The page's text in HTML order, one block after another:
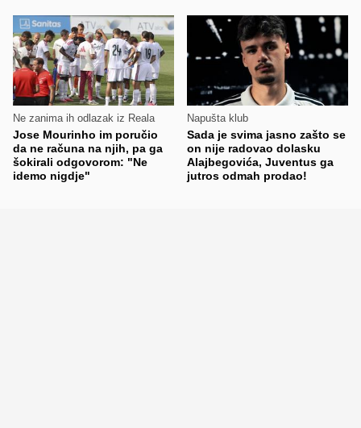
Ne zanima ih odlazak iz Reala
Jose Mourinho im poručio
da ne računa na njih, pa ga
šokirali odgovorom: "Ne
idemo nigdje"
Napušta klub
Sada je svima jasno zašto se
on nije radovao dolasku
Alajbegovića, Juventus ga
jutros odmah prodao!